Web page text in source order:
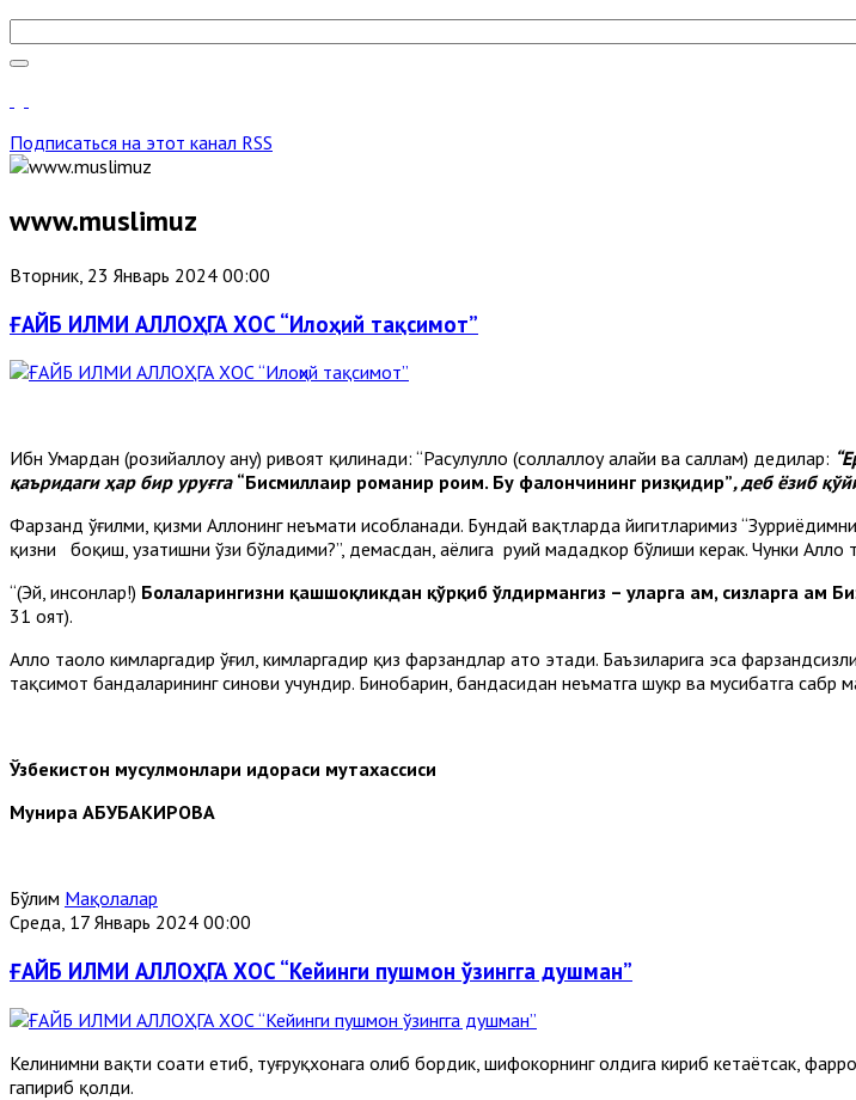
Подписаться на этот канал RSS
www.muslimuz
Вторник, 23 Январь 2024 00:00
ҒАЙБ ИЛМИ АЛЛОҲГА ХОС “Илоҳий тақсимот”
Ибн Умардан (розийаллоҳу анҳу) ривоят қилинади: “Расулуллоҳ (соллаллоҳу алайҳи ва саллам) дедилар:
қаъридаги ҳар бир уруғга “Бисмиллаҳир роҳманир роҳим. Бу фалончининг ризқидир”, деб ёзиб
Фарзанд ўғилми, қизми Аллоҳнинг неъмати ҳисобланади. Бундай вақтларда йигитларимиз
қизни боқиш, узатишни ўзи бўладими?”, демасдан, аёлига руҳий мададкор бўлиши керак. Чунки
“(Эй, инсонлар!) Болаларингизни қашшоқликдан қўрқиб ўлдирмангиз – уларга ҳам, сизларга ҳам
31 оят).
Аллоҳ таоло кимларгадир ўғил, кимларгадир қиз фарзандлар ато этади. Баъзиларига эса
тақсимот бандаларининг синови учундир. Бинобарин, бандасидан неъматга шукр ва мусибатга сабр
Ўзбекистон мусулмонлари идораси мутахассиси
Мунира АБУБАКИРОВА
Бўлим Мақолалар
Среда, 17 Январь 2024 00:00
ҒАЙБ ИЛМИ АЛЛОҲГА ХОС “Кейинги пушмон ўзингга душман”
Келинимни вақти соати етиб, туғруқхонага олиб бордик, шифокорнинг олдига кириб кетаётсак,
гапириб қолди.